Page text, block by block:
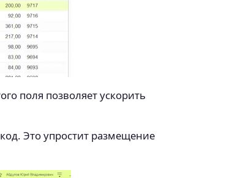
поля позволяет ускорить
Это упростит размещение